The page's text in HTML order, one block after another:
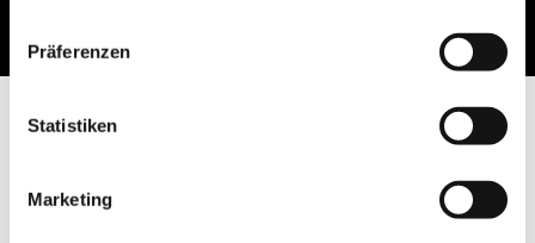
Präferenzen
Statistiken
Marketing